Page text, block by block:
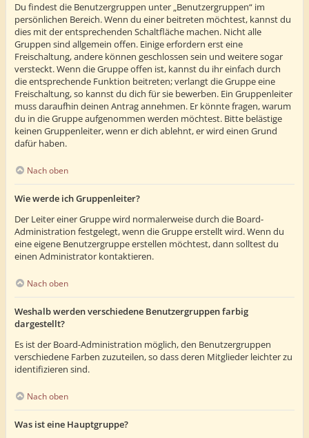
Du findest die Benutzergruppen unter „Benutzergruppen“ im
persönlichen Bereich. Wenn du einer beitreten möchtest, kannst du
dies mit der entsprechenden Schaltfläche machen. Nicht alle
Gruppen sind allgemein offen. Einige erfordern erst eine
Freischaltung, andere können geschlossen sein und weitere sogar
versteckt. Wenn die Gruppe offen ist, kannst du ihr einfach durch
die entsprechende Funktion beitreten; verlangt die Gruppe eine
Freischaltung, so kannst du dich für sie bewerben. Ein Gruppenleiter
muss daraufhin deinen Antrag annehmen. Er könnte fragen, warum
du in die Gruppe aufgenommen werden möchtest. Bitte belästige
keinen Gruppenleiter, wenn er dich ablehnt, er wird einen Grund
dafür haben.
Nach oben
Wie werde ich Gruppenleiter?
Der Leiter einer Gruppe wird normalerweise durch die Board-
Administration festgelegt, wenn die Gruppe erstellt wird. Wenn du
eine eigene Benutzergruppe erstellen möchtest, dann solltest du
einen Administrator kontaktieren.
Nach oben
Weshalb werden verschiedene Benutzergruppen farbig
dargestellt?
Es ist der Board-Administration möglich, den Benutzergruppen
verschiedene Farben zuzuteilen, so dass deren Mitglieder leichter zu
identifizieren sind.
Nach oben
Was ist eine Hauptgruppe?